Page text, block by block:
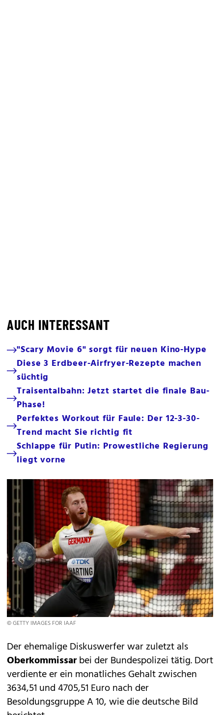
AUCH INTERESSANT
"Scary Movie 6" sorgt für neuen Kino-Hype
Diese 3 Erdbeer-Airfryer-Rezepte machen
süchtig
Traisentalbahn: Jetzt startet die finale Bau-
Phase!
Perfektes Workout für Faule: Der 12-3-30-
Trend macht Sie richtig fit
Schlappe für Putin: Prowestliche Regierung
liegt vorne
© GETTY IMAGES FOR IAAF
Der ehemalige Diskuswerfer war zuletzt als
Oberkommissarbei der Bundespolizei tätig. Dort
verdiente er ein monatliches Gehalt zwischen
3634,51 und 4705,51 Euro nach der
Besoldungsgruppe A 10, wie die deutsche Bild